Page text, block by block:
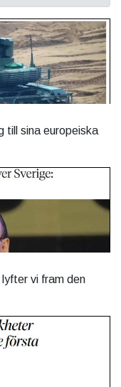
till sina europeiska
vi fram den